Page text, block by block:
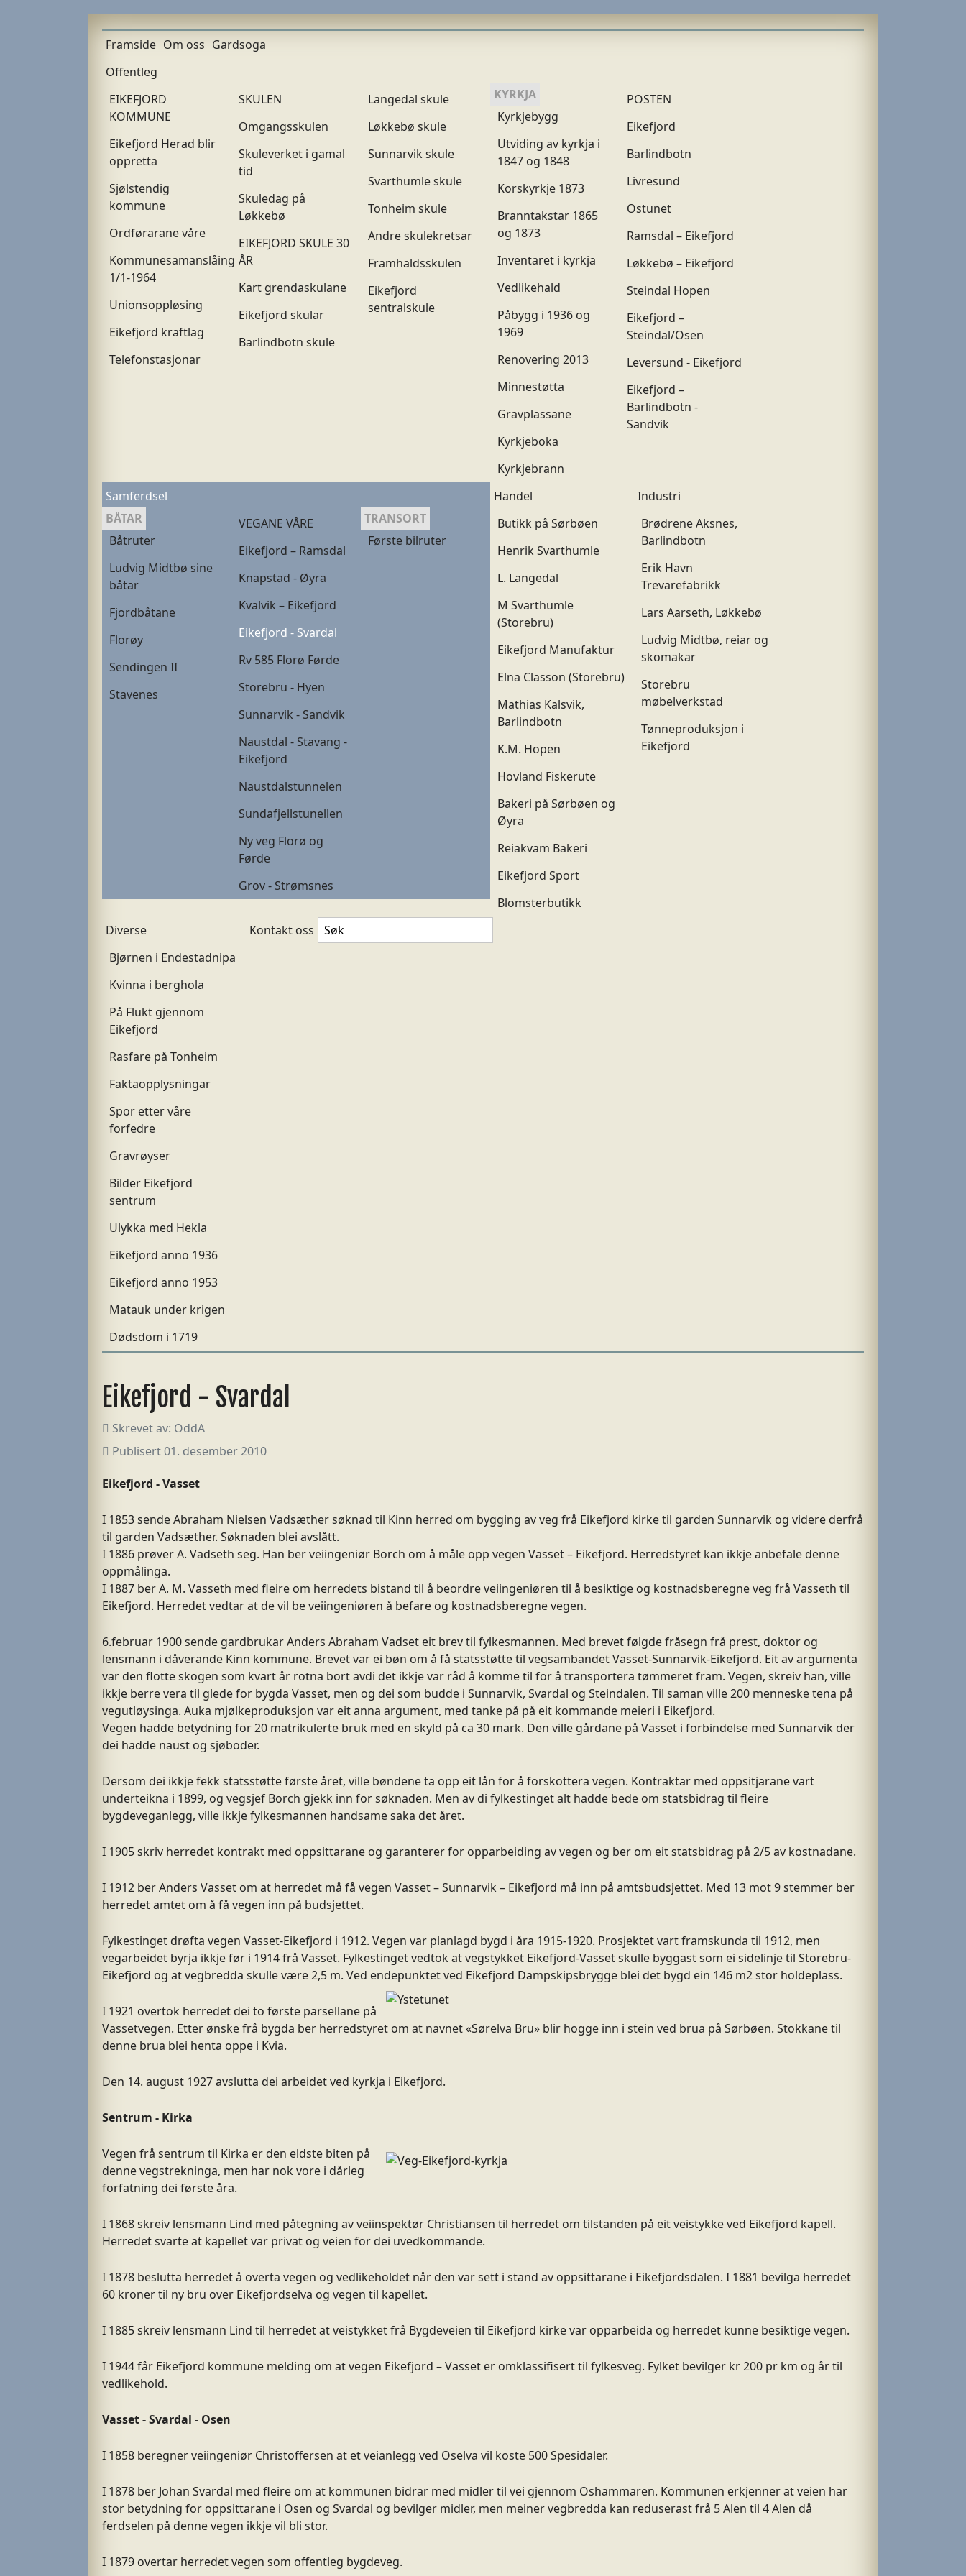
Framside Om oss Gardsoga
Offentleg
EIKEFJORD
KOMMUNE
Eikefjord Herad blir
oppretta
Sjølstendig
kommune
Ordførarane våre
Kommunesamanslåing
1/1-1964
Unionsoppløsing
Eikefjord kraftlag
Telefonstasjonar
SKULEN
Omgangsskulen
Skuleverket i gamal
tid
Skuledag på
Løkkebø
EIKEFJORD SKULE 30
ÅR
Kart grendaskulane
Eikefjord skular
Barlindbotn skule
Langedal skule
Løkkebø skule
Sunnarvik skule
Svarthumle skule
Tonheim skule
Andre skulekretsar
Framhaldsskulen
Eikefjord
sentralskule
KYRKJA
Kyrkjebygg
Utviding av kyrkja i
1847 og 1848
Korskyrkje 1873
Branntakstar 1865
og 1873
Inventaret i kyrkja
Vedlikehald
Påbygg i 1936 og
1969
Renovering 2013
Minnestøtta
Gravplassane
Kyrkjeboka
Kyrkjebrann
POSTEN
Eikefjord
Barlindbotn
Livresund
Ostunet
Ramsdal – Eikefjord
Løkkebø – Eikefjord
Steindal Hopen
Eikefjord –
Steindal/Osen
Leversund - Eikefjord
Eikefjord –
Barlindbotn -
Sandvik
Samferdsel
BÅTAR
Båtruter
Ludvig Midtbø sine
båtar
Fjordbåtane
Florøy
Sendingen II
Stavenes
VEGANE VÅRE
Eikefjord – Ramsdal
Knapstad - Øyra
Kvalvik – Eikefjord
Eikefjord - Svardal
Rv 585 Florø Førde
Storebru - Hyen
Sunnarvik - Sandvik
Naustdal - Stavang -
Eikefjord
Naustdalstunnelen
Sundafjellstunellen
Ny veg Florø og
Førde
Grov - Strømsnes
TRANSORT
Første bilruter
Handel
Butikk på Sørbøen
Henrik Svarthumle
L. Langedal
M Svarthumle
(Storebru)
Eikefjord Manufaktur
Elna Classon (Storebru)
Mathias Kalsvik,
Barlindbotn
K.M. Hopen
Hovland Fiskerute
Bakeri på Sørbøen og
Øyra
Reiakvam Bakeri
Eikefjord Sport
Blomsterbutikk
Industri
Brødrene Aksnes,
Barlindbotn
Erik Havn
Trevarefabrikk
Lars Aarseth, Løkkebø
Ludvig Midtbø, reiar og
skomakar
Storebru
møbelverkstad
Tønneproduksjon i
Eikefjord
Diverse
Bjørnen i Endestadnipa
Kvinna i berghola
På Flukt gjennom
Eikefjord
Rasfare på Tonheim
Faktaopplysningar
Spor etter våre
forfedre
Gravrøyser
Bilder Eikefjord
sentrum
Ulykka med Hekla
Eikefjord anno 1936
Eikefjord anno 1953
Matauk under krigen
Dødsdom i 1719
Kontakt oss
Eikefjord - Svardal
Skrevet av: OddA
Publisert 01. desember 2010
Eikefjord - Vasset
I 1853 sende Abraham Nielsen Vadsæther søknad til Kinn herred om bygging av veg frå Eikefjord kirke til garden Sunnarvik og videre derfrå
til garden Vadsæther. Søknaden blei avslått.
I 1886 prøver A. Vadseth seg. Han ber veiingeniør Borch om å måle opp vegen Vasset – Eikefjord. Herredstyret kan ikkje anbefale denne
oppmålinga.
I 1887 ber A. M. Vasseth med fleire om herredets bistand til å beordre veiingeniøren til å besiktige og kostnadsberegne veg frå Vasseth til
Eikefjord. Herredet vedtar at de vil be veiingeniøren å befare og kostnadsberegne vegen.
6.februar 1900 sende gardbrukar Anders Abraham Vadset eit brev til fylkesmannen. Med brevet følgde fråsegn frå prest, doktor og
lensmann i dåverande Kinn kommune. Brevet var ei bøn om å få statsstøtte til vegsambandet Vasset-Sunnarvik-Eikefjord. Eit av argumenta
var den flotte skogen som kvart år rotna bort avdi det ikkje var råd å komme til for å transportera tømmeret fram. Vegen, skreiv han, ville
ikkje berre vera til glede for bygda Vasset, men og dei som budde i Sunnarvik, Svardal og Steindalen. Til saman ville 200 menneske tena på
vegutløysinga. Auka mjølkeproduksjon var eit anna argument, med tanke på på eit kommande meieri i Eikefjord.
Vegen hadde betydning for 20 matrikulerte bruk med en skyld på ca 30 mark. Den ville gårdane på Vasset i forbindelse med Sunnarvik der
dei hadde naust og sjøboder.
Dersom dei ikkje fekk statsstøtte første året, ville bøndene ta opp eit lån for å forskottera vegen. Kontraktar med oppsitjarane vart
underteikna i 1899, og vegsjef Borch gjekk inn for søknaden. Men av di fylkestinget alt hadde bede om statsbidrag til fleire
bygdeveganlegg, ville ikkje fylkesmannen handsame saka det året.
I 1905 skriv herredet kontrakt med oppsittarane og garanterer for opparbeiding av vegen og ber om eit statsbidrag på 2/5 av kostnadane.
I 1912 ber Anders Vasset om at herredet må få vegen Vasset – Sunnarvik – Eikefjord må inn på amtsbudsjettet. Med 13 mot 9 stemmer ber
herredet amtet om å få vegen inn på budsjettet.
Fylkestinget drøfta vegen Vasset-Eikefjord i 1912. Vegen var planlagd bygd i åra 1915-1920. Prosjektet vart framskunda til 1912, men
vegarbeidet byrja ikkje før i 1914 frå Vasset. Fylkestinget vedtok at vegstykket Eikefjord-Vasset skulle byggast som ei sidelinje til Storebru-
Eikefjord og at vegbredda skulle være 2,5 m. Ved endepunktet ved Eikefjord Dampskipsbrygge blei det bygd ein 146 m2 stor holdeplass.
I 1921 overtok herredet dei to første parsellane på
Vassetvegen. Etter ønske frå bygda ber herredstyret om at navnet «Sørelva Bru» blir hogge inn i stein ved brua på Sørbøen. Stokkane til
denne brua blei henta oppe i Kvia.
Den 14. august 1927 avslutta dei arbeidet ved kyrkja i Eikefjord.
Sentrum - Kirka
Vegen frå sentrum til Kirka er den eldste biten på
denne vegstrekninga, men har nok vore i dårleg
forfatning dei første åra.
I 1868 skreiv lensmann Lind med påtegning av veiinspektør Christiansen til herredet om tilstanden på eit veistykke ved Eikefjord kapell.
Herredet svarte at kapellet var privat og veien for dei uvedkommande.
I 1878 beslutta herredet å overta vegen og vedlikeholdet når den var sett i stand av oppsittarane i Eikefjordsdalen. I 1881 bevilga herredet
60 kroner til ny bru over Eikefjordselva og vegen til kapellet.
I 1885 skreiv lensmann Lind til herredet at veistykket frå Bygdeveien til Eikefjord kirke var opparbeida og herredet kunne besiktige vegen.
I 1944 får Eikefjord kommune melding om at vegen Eikefjord – Vasset er omklassifisert til fylkesveg. Fylket bevilger kr 200 pr km og år til
vedlikehold.
Vasset - Svardal - Osen
I 1858 beregner veiingeniør Christoffersen at et veianlegg ved Oselva vil koste 500 Spesidaler.
I 1878 ber Johan Svardal med fleire om at kommunen bidrar med midler til vei gjennom Oshammaren. Kommunen erkjenner at veien har
stor betydning for oppsittarane i Osen og Svardal og bevilger midler, men meiner vegbredda kan reduserast frå 5 Alen til 4 Alen då
ferdselen på denne vegen ikkje vil bli stor.
I 1879 overtar herredet vegen som offentleg bygdeveg.